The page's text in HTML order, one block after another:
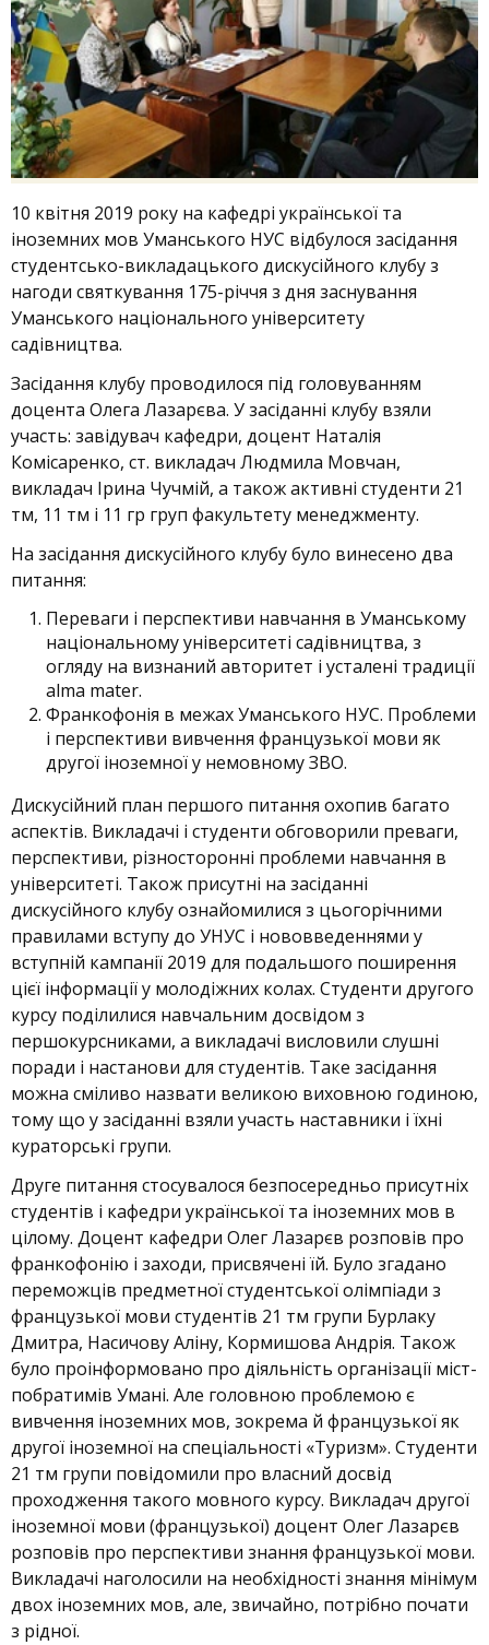
10 квітня 2019 року на кафедрі української та
іноземних мов Уманського НУС відбулося засідання
студентсько-викладацького дискусійного клубу з
нагоди святкування 175-річчя з дня заснування
Уманського національного університету
садівництва.
Засідання клубу проводилося під головуванням
доцента Олега Лазарєва. У засіданні клубу взяли
участь: завідувач кафедри, доцент Наталія
Комісаренко, ст. викладач Людмила Мовчан,
викладач Ірина Чучмій, а також активні студенти 21
тм, 11 тм і 11 гр груп факультету менеджменту.
На засідання дискусійного клубу було винесено два
питання:
Переваги і перспективи навчання в Уманському
національному університеті садівництва, з
огляду на визнаний авторитет і усталені традиції
alma mater.
Франкофонія в межах Уманського НУС. Проблеми
і перспективи вивчення французької мови як
другої іноземної у немовному ЗВО.
Дискусійний план першого питання охопив багато
аспектів. Викладачі і студенти обговорили преваги,
перспективи, різносторонні проблеми навчання в
університеті. Також присутні на засіданні
дискусійного клубу ознайомилися з цьогорічними
правилами вступу до УНУС і нововведеннями у
вступній кампанії 2019 для подальшого поширення
цієї інформації у молодіжних колах. Студенти другого
курсу поділилися навчальним досвідом з
першокурсниками, а викладачі висловили слушні
поради і настанови для студентів. Таке засідання
можна сміливо назвати великою виховною годиною,
тому що у засіданні взяли участь наставники і їхні
кураторські групи.
Друге питання стосувалося безпосередньо присутніх
студентів і кафедри української та іноземних мов в
цілому. Доцент кафедри Олег Лазарєв розповів про
франкофонію і заходи, присвячені їй. Було згадано
переможців предметної студентської олімпіади з
французької мови студентів 21 тм групи Бурлаку
Дмитра, Насичову Аліну, Кормишова Андрія. Також
було проінформовано про діяльність організації міст-
побратимів Умані. Але головною проблемою є
вивчення іноземних мов, зокрема й французької як
другої іноземної на спеціальності «Туризм». Студенти
21 тм групи повідомили про власний досвід
проходження такого мовного курсу. Викладач другої
іноземної мови (французької) доцент Олег Лазарєв
розповів про перспективи знання французької мови.
Викладачі наголосили на необхідності знання мінімум
двох іноземних мов, але, звичайно, потрібно почати
з рідної.